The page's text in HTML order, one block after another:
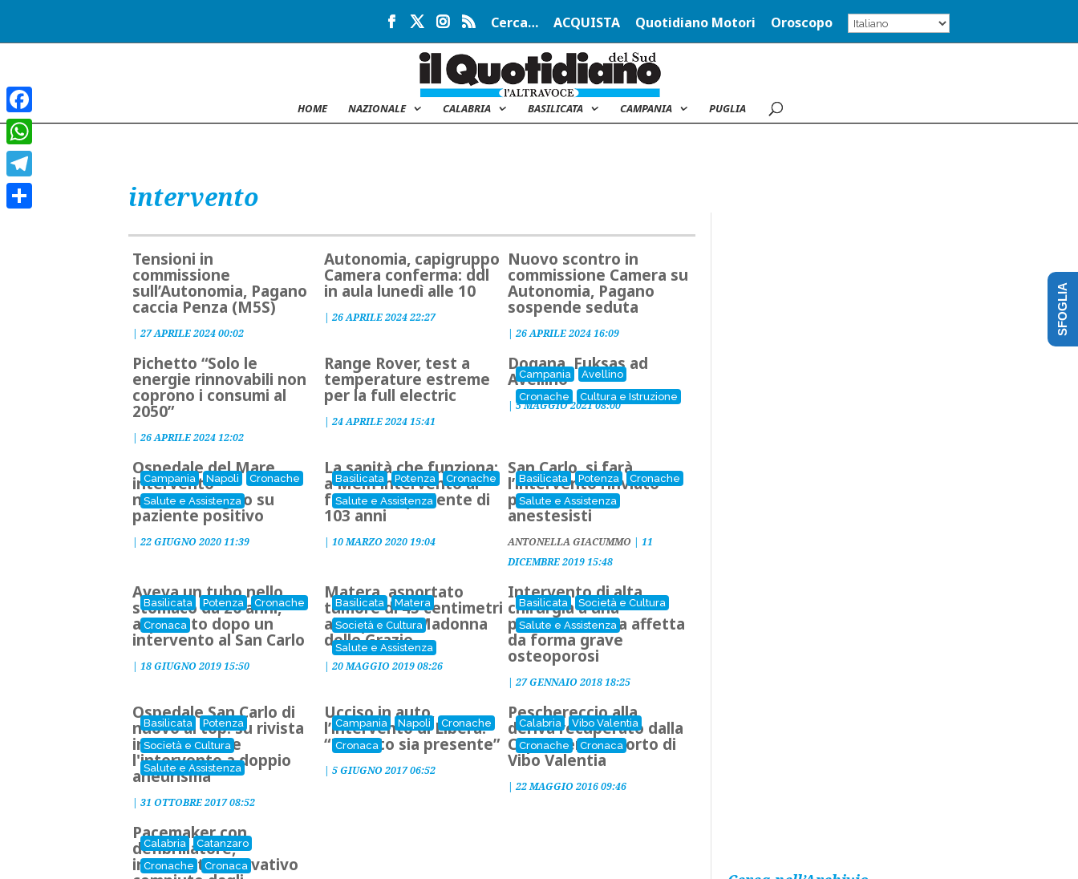
Cerca… ACQUISTA Quotidiano Motori Oroscopo
HOME NAZIONALE CALABRIA BASILICATA CAMPANIA PUGLIA
intervento
Tensioni in
commissione
sull’Autonomia, Pagano
caccia Penza (M5S)
| 27 APRILE 2024 00:02
Autonomia, capigruppo
Camera conferma: ddl
in aula lunedì alle 10
|26 APRILE 2024 22:27
Nuovo scontro in
commissione Camera su
Autonomia, Pagano
sospende seduta
|26 APRILE 2024 16:09
Pichetto “Solo le
energie rinnovabili non
coprono i consumi al
2050”
| 26 APRILE 2024 12:02
Range Rover, test a
temperature estreme
per la full electric
|24 APRILE 2024 15:41
Campania
Avellino
Cronache
Cultura e Istruzione
Dogana, Fuksas ad
Avellino
|5 MAGGIO 2021 08:00
Campania Napoli
Cronache
Salute e Assistenza
Ospedale del Mare,
intervento
neurochirurgico su
paziente positivo
| 22 GIUGNO 2020 11:39
Basilicata Potenza
Cronache
Salute e Assistenza
La sanità che funziona:
a Melfi intervento al
femore su paziente di
103 anni
|10 MARZO 2020 19:04
Basilicata Potenza
Cronache
Salute e Assistenza
San Carlo, si farà
l’intervento rinviato
per carenza di
anestesisti
ANTONELLA GIACUMMO |11
DICEMBRE 2019 15:48
Basilicata Potenza
Cronache
Cronaca
Aveva un tubo nello
stomaco da 20 anni,
asportato dopo un
intervento al San Carlo
| 18 GIUGNO 2019 15:50
Basilicata
Matera
Società e Cultura
Salute e Assistenza
Matera, asportato
tumore di 45 centimetri
all’ospedale Madonna
delle Grazie
|20 MAGGIO 2019 08:26
Basilicata
Società e Cultura
Salute e Assistenza
Intervento di alta
chirurgia a una
paziente lucana affetta
da forma grave
osteoporosi
|27 GENNAIO 2018 18:25
Basilicata
Potenza
Società e Cultura
Salute e Assistenza
Ospedale San Carlo di
nuovo al top: su rivista
internazionale
l'intervento a doppio
aneurisma
| 31 OTTOBRE 2017 08:52
Campania Napoli
Cronache
Cronaca
Ucciso in auto,
l’intervento di Libera:
“Lo Stato sia presente”
|5 GIUGNO 2017 06:52
Calabria
Vibo Valentia
Cronache
Cronaca
Peschereccio alla
deriva recuperato dalla
Capitaneria di Porto di
Vibo Valentia
|22 MAGGIO 2016 09:46
Calabria
Catanzaro
Cronache
Cronaca
Pacemaker con
defibrillatore,
intervento innovativo
Facebook
WhatsApp
Telegram
SFOGLIA